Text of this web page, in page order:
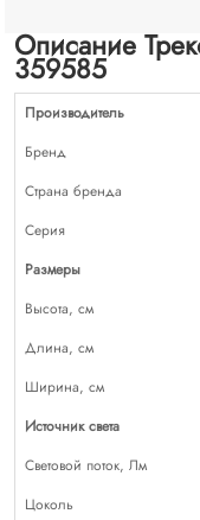
Описание
359585
Производитель
Бренд
Страна бренда
Серия
Размеры
Высота, см
Длина, см
Ширина, см
Источник света
Световой поток, Лм
Цоколь